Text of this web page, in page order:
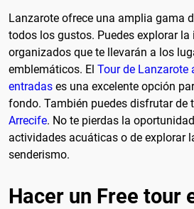
Lanzarote ofrece una amplia gama
todos los gustos. Puedes explorar
organizados que te llevarán a los
emblemáticos. El Tour de Lanzarote
entradas es una excelente opción
fondo. También puedes disfrutar de
Arrecife. No te pierdas la
actividades acuáticas o de explorar
senderismo.
Hacer un Free tour